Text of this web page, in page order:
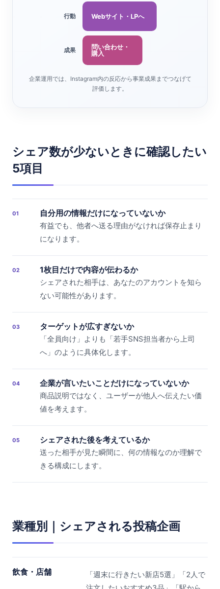
行動 Webサイト・LPへ
成果
問い合わせ・
購入
企業運用では、Instagram内の反応から事業成果までつなげて
評価します。
シェア数が少ないときに確認したい
5項目
01 自分用の情報だけになっていないか
有益でも、他者へ送る理由がなければ保存止まり
になります。
02 1枚目だけで内容が伝わるか
シェアされた相手は、あなたのアカウントを知ら
ない可能性があります。
03 ターゲットが広すぎないか
「全員向け」よりも「若手SNS担当者から上司
へ」のように具体化します。
04 企業が言いたいことだけになっていないか
商品説明ではなく、ユーザーが他人へ伝えたい価
値を考えます。
05 シェアされた後を考えているか
送った相手が見た瞬間に、何の情報なのか理解で
きる構成にします。
業種別｜シェアされる投稿企画
飲食・店舗
「週末に行きたい新店5選」「2人で